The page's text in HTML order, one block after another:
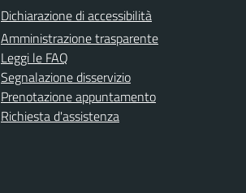
Dichiarazione di accessibilità
Amministrazione trasparente
Leggi le FAQ
Segnalazione disservizio
Prenotazione appuntamento
Richiesta d'assistenza